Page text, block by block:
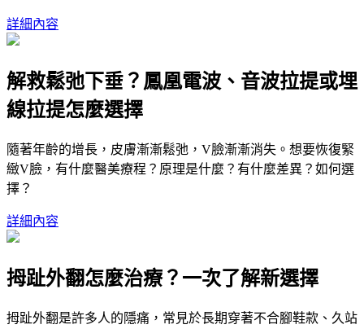
詳細內容
解救鬆弛下垂？鳳凰電波、音波拉提或埋
線拉提怎麼選擇
隨著年齡的增長，皮膚漸漸鬆弛，V臉漸漸消失。想要恢復緊
緻V臉，有什麼醫美療程？原理是什麼？有什麼差異？如何選
擇？
詳細內容
拇趾外翻怎麼治療？一次了解新選擇
拇趾外翻是許多人的隱痛，常見於長期穿著不合腳鞋款、久站